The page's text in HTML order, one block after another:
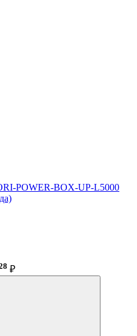
POWER-BOX-UP-L5000
₽